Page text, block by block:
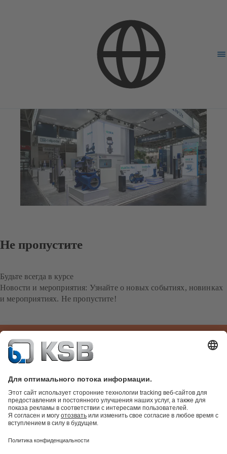
Новости и события
Не пропустите
Будьте всегда в курсе
Новости и мероприятия: Узнайте о новых событиях, новинках
и мероприятиях. Не пропустите!